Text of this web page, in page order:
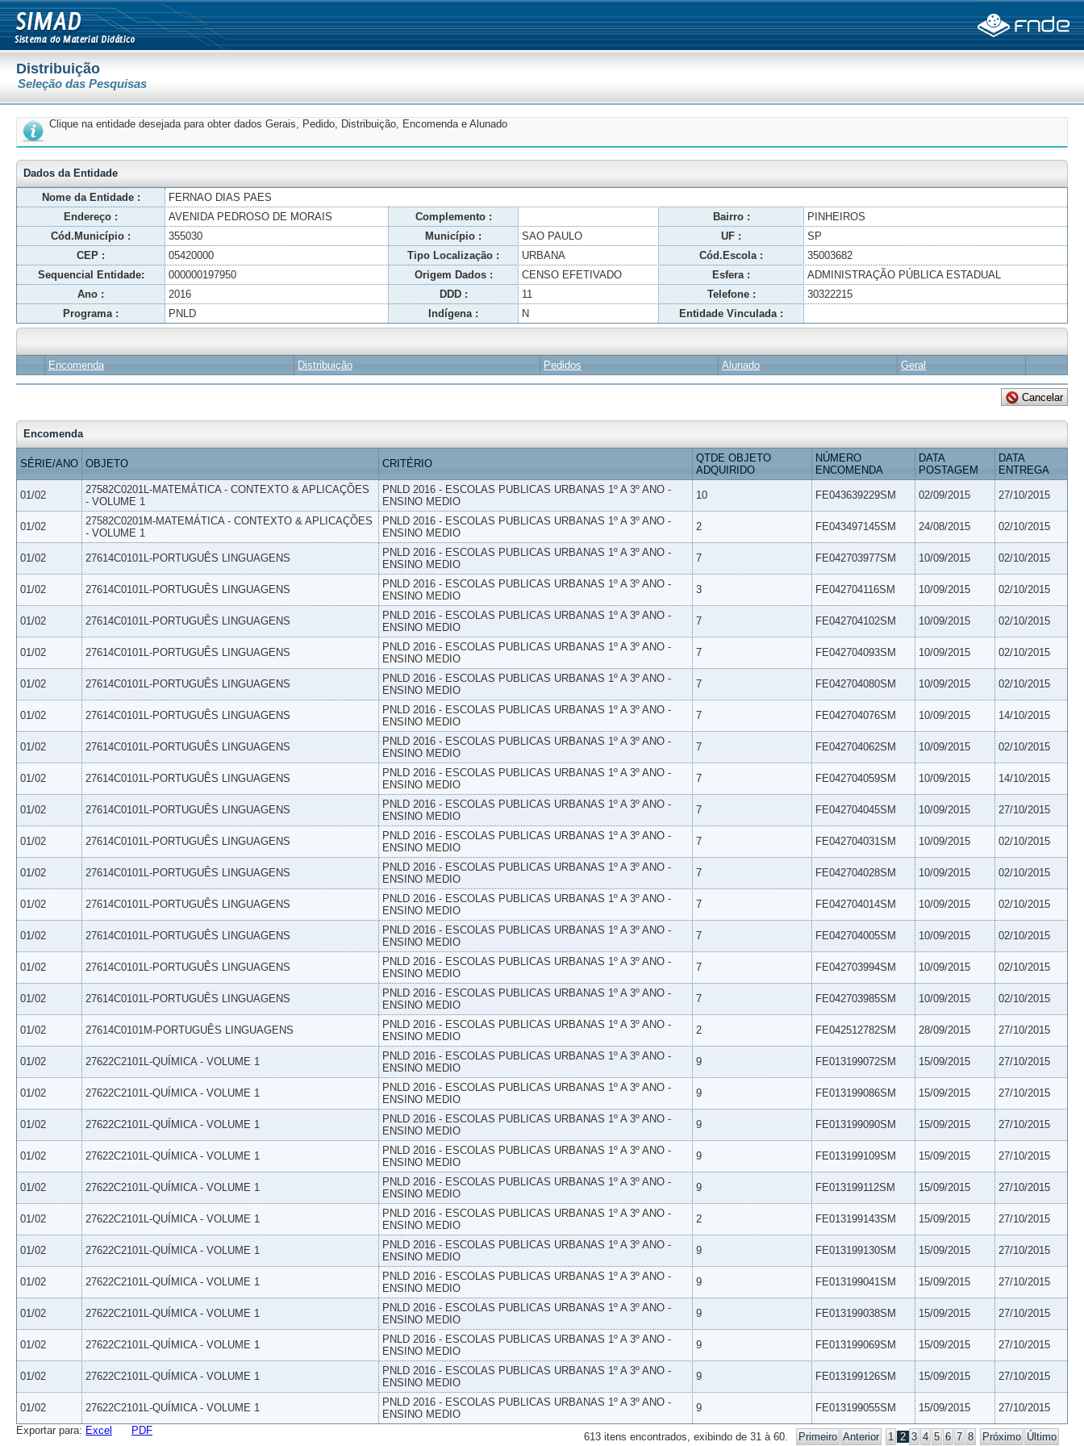
Distribuição
Seleção das Pesquisas
Clique na entidade desejada para obter dados Gerais, Pedido, Distribuição, Encomenda e Alunado
Dados da Entidade
Nome da Entidade :
FERNAO DIAS PAES
Endereço :
AVENIDA PEDROSO DE MORAIS Complemento : Bairro :
PINHEIROS
Cód.Município :
355030 Município : SAO PAULO UF :
SP
CEP :
05420000 Tipo Localização : URBANA Cód.Escola :
35003682
Sequencial Entidade:
000000197950 Origem Dados : CENSO EFETIVADO Esfera :
ADMINISTRAÇÃO PÚBLICA ESTADUAL
Ano :
2016 DDD : 11 Telefone :
30322215
Programa :
PNLD Indígena : N Entidade Vinculada :
Encomenda Distribuição Pedidos Alunado Geral
Encomenda
SÉRIE/ANO OBJETO CRITÉRIO
QTDE OBJETO
ADQUIRIDO
NÚMERO
ENCOMENDA
DATA
POSTAGEM
DATA
ENTREGA
01/02
27582C0201L-MATEMÁTICA - CONTEXTO & APLICAÇÕES
- VOLUME 1
PNLD 2016 - ESCOLAS PUBLICAS URBANAS 1º A 3º ANO -
ENSINO MEDIO
10 FE043639229SM 02/09/2015 27/10/2015
01/02
27582C0201M-MATEMÁTICA - CONTEXTO & APLICAÇÕES
- VOLUME 1
PNLD 2016 - ESCOLAS PUBLICAS URBANAS 1º A 3º ANO -
ENSINO MEDIO
2 FE043497145SM 24/08/2015 02/10/2015
01/02 27614C0101L-PORTUGUÊS LINGUAGENS
PNLD 2016 - ESCOLAS PUBLICAS URBANAS 1º A 3º ANO -
ENSINO MEDIO
7 FE042703977SM 10/09/2015 02/10/2015
01/02 27614C0101L-PORTUGUÊS LINGUAGENS
PNLD 2016 - ESCOLAS PUBLICAS URBANAS 1º A 3º ANO -
ENSINO MEDIO
3 FE042704116SM 10/09/2015 02/10/2015
01/02 27614C0101L-PORTUGUÊS LINGUAGENS
PNLD 2016 - ESCOLAS PUBLICAS URBANAS 1º A 3º ANO -
ENSINO MEDIO
7 FE042704102SM 10/09/2015 02/10/2015
01/02 27614C0101L-PORTUGUÊS LINGUAGENS
PNLD 2016 - ESCOLAS PUBLICAS URBANAS 1º A 3º ANO -
ENSINO MEDIO
7 FE042704093SM 10/09/2015 02/10/2015
01/02 27614C0101L-PORTUGUÊS LINGUAGENS
PNLD 2016 - ESCOLAS PUBLICAS URBANAS 1º A 3º ANO -
ENSINO MEDIO
7 FE042704080SM 10/09/2015 02/10/2015
01/02 27614C0101L-PORTUGUÊS LINGUAGENS
PNLD 2016 - ESCOLAS PUBLICAS URBANAS 1º A 3º ANO -
ENSINO MEDIO
7 FE042704076SM 10/09/2015 14/10/2015
01/02 27614C0101L-PORTUGUÊS LINGUAGENS
PNLD 2016 - ESCOLAS PUBLICAS URBANAS 1º A 3º ANO -
ENSINO MEDIO
7 FE042704062SM 10/09/2015 02/10/2015
01/02 27614C0101L-PORTUGUÊS LINGUAGENS
PNLD 2016 - ESCOLAS PUBLICAS URBANAS 1º A 3º ANO -
ENSINO MEDIO
7 FE042704059SM 10/09/2015 14/10/2015
01/02 27614C0101L-PORTUGUÊS LINGUAGENS
PNLD 2016 - ESCOLAS PUBLICAS URBANAS 1º A 3º ANO -
ENSINO MEDIO
7 FE042704045SM 10/09/2015 27/10/2015
01/02 27614C0101L-PORTUGUÊS LINGUAGENS
PNLD 2016 - ESCOLAS PUBLICAS URBANAS 1º A 3º ANO -
ENSINO MEDIO
7 FE042704031SM 10/09/2015 02/10/2015
01/02 27614C0101L-PORTUGUÊS LINGUAGENS
PNLD 2016 - ESCOLAS PUBLICAS URBANAS 1º A 3º ANO -
ENSINO MEDIO
7 FE042704028SM 10/09/2015 02/10/2015
01/02 27614C0101L-PORTUGUÊS LINGUAGENS
PNLD 2016 - ESCOLAS PUBLICAS URBANAS 1º A 3º ANO -
ENSINO MEDIO
7 FE042704014SM 10/09/2015 02/10/2015
01/02 27614C0101L-PORTUGUÊS LINGUAGENS
PNLD 2016 - ESCOLAS PUBLICAS URBANAS 1º A 3º ANO -
ENSINO MEDIO
7 FE042704005SM 10/09/2015 02/10/2015
01/02 27614C0101L-PORTUGUÊS LINGUAGENS
PNLD 2016 - ESCOLAS PUBLICAS URBANAS 1º A 3º ANO -
ENSINO MEDIO
7 FE042703994SM 10/09/2015 02/10/2015
01/02 27614C0101L-PORTUGUÊS LINGUAGENS
PNLD 2016 - ESCOLAS PUBLICAS URBANAS 1º A 3º ANO -
ENSINO MEDIO
7 FE042703985SM 10/09/2015 02/10/2015
01/02 27614C0101M-PORTUGUÊS LINGUAGENS
PNLD 2016 - ESCOLAS PUBLICAS URBANAS 1º A 3º ANO -
ENSINO MEDIO
2 FE042512782SM 28/09/2015 27/10/2015
01/02 27622C2101L-QUÍMICA - VOLUME 1
PNLD 2016 - ESCOLAS PUBLICAS URBANAS 1º A 3º ANO -
ENSINO MEDIO
9 FE013199072SM 15/09/2015 27/10/2015
01/02 27622C2101L-QUÍMICA - VOLUME 1
PNLD 2016 - ESCOLAS PUBLICAS URBANAS 1º A 3º ANO -
ENSINO MEDIO
9 FE013199086SM 15/09/2015 27/10/2015
01/02 27622C2101L-QUÍMICA - VOLUME 1
PNLD 2016 - ESCOLAS PUBLICAS URBANAS 1º A 3º ANO -
ENSINO MEDIO
9 FE013199090SM 15/09/2015 27/10/2015
01/02 27622C2101L-QUÍMICA - VOLUME 1
PNLD 2016 - ESCOLAS PUBLICAS URBANAS 1º A 3º ANO -
ENSINO MEDIO
9 FE013199109SM 15/09/2015 27/10/2015
01/02 27622C2101L-QUÍMICA - VOLUME 1
PNLD 2016 - ESCOLAS PUBLICAS URBANAS 1º A 3º ANO -
ENSINO MEDIO
9 FE013199112SM 15/09/2015 27/10/2015
01/02 27622C2101L-QUÍMICA - VOLUME 1
PNLD 2016 - ESCOLAS PUBLICAS URBANAS 1º A 3º ANO -
ENSINO MEDIO
2 FE013199143SM 15/09/2015 27/10/2015
01/02 27622C2101L-QUÍMICA - VOLUME 1
PNLD 2016 - ESCOLAS PUBLICAS URBANAS 1º A 3º ANO -
ENSINO MEDIO
9 FE013199130SM 15/09/2015 27/10/2015
01/02 27622C2101L-QUÍMICA - VOLUME 1
PNLD 2016 - ESCOLAS PUBLICAS URBANAS 1º A 3º ANO -
ENSINO MEDIO
9 FE013199041SM 15/09/2015 27/10/2015
01/02 27622C2101L-QUÍMICA - VOLUME 1
PNLD 2016 - ESCOLAS PUBLICAS URBANAS 1º A 3º ANO -
ENSINO MEDIO
9 FE013199038SM 15/09/2015 27/10/2015
01/02 27622C2101L-QUÍMICA - VOLUME 1
PNLD 2016 - ESCOLAS PUBLICAS URBANAS 1º A 3º ANO -
ENSINO MEDIO
9 FE013199069SM 15/09/2015 27/10/2015
01/02 27622C2101L-QUÍMICA - VOLUME 1
PNLD 2016 - ESCOLAS PUBLICAS URBANAS 1º A 3º ANO -
ENSINO MEDIO
9 FE013199126SM 15/09/2015 27/10/2015
01/02 27622C2101L-QUÍMICA - VOLUME 1
PNLD 2016 - ESCOLAS PUBLICAS URBANAS 1º A 3º ANO -
ENSINO MEDIO
9 FE013199055SM 15/09/2015 27/10/2015
613 itens encontrados, exibindo de 31 à 60. Primeiro Anterior 1 2 3 4 5 6 7 8 Próximo Último
Exportar para: Excel PDF